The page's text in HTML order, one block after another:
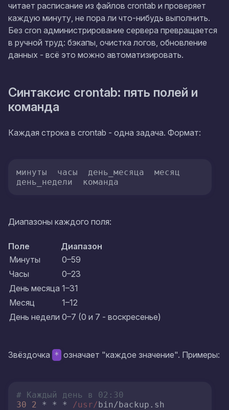
читает расписание из файлов crontab и проверяет
каждую минуту, не пора ли что-нибудь выполнить.
Без cron администрирование сервера превращается
в ручной труд: бэкапы, очистка логов, обновление
данных - всё это можно автоматизировать.
Синтаксис crontab: пять полей и
команда
Каждая строка в crontab - одна задача. Формат:
минуты  часы  день_месяца  месяц
день_недели  команда
Диапазоны каждого поля:
Поле
Диапазон
Минуты
0–59
Часы
0–23
День месяца 1–31
Месяц
1–12
День недели 0–7 (0 и 7 - воскресенье)
Звёздочка * означает "каждое значение". Примеры:
# Каждый день в 02:30
30
2 * * * /usr/bin/backup.sh